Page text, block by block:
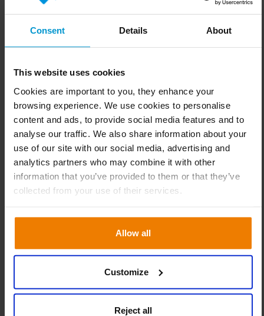
Consent Details About
This website uses cookies
Cookies are important to you, they enhance your
browsing experience. We use cookies to personalise
content and ads, to provide social media features and to
analyse our traffic. We also share information about your
use of our site with our social media, advertising and
analytics partners who may combine it with other
information that you’ve provided to them or that they’ve
collected from your use of their services.
Allow all
Customize
Reject all
expedición, y mejorar la precisión en la preparación
RFID y códigos de barras: Facilitan la identificación
Pick-to-light y Pick-to-voice
mejorando la precisión y velocidad del picking.
Automatización
: Vehículos guiados automatizados
(AGV) y sistemas robotizados para la manipulación
de productos ayudan a reducir tiempos de operación
y aumentar la eficiencia.
5. Diseño de redes logísticas para el comercio
El auge del comercio electrónico ha cambiado las
expectativas de los clientes en cuanto a tiempos de
entrega y flexibilidad en las opciones de envío. Para
están adoptando conceptos como los hubs urbanos y las
dark stores.